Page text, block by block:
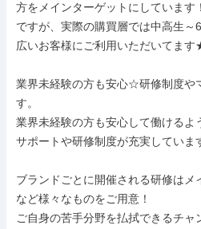
方をメインターゲットにしています！
ですが、実際の購買層では中高生
広いお客様にご利用いただいてま
業界未経験の方も安心☆研修制度や
す。
業界未経験の方も安心して働けるよ
サポートや研修制度が充実していま
ブランドごとに開催される研修は
など様々なものをご用意！
ご自身の苦手分野を払拭できるチ